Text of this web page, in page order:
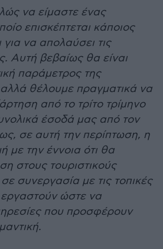
να είμαστε ένας
επισκέπτεται κάποιος
να απολαύσει τις
Αυτή βεβαίως θα είναι
παράμετρος της
θέλουμε πραγματικά να
από το τρίτο τρίμηνο
έσοδά μας από τον
σε αυτή την περίπτωση, η
με την έννοια ότι θα
στους τουριστικούς
συνεργασία με τις τοπικές
ώστε να
που προσφέρουν